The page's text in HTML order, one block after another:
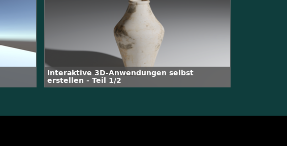
Interaktive 3D-Anwendungen selbst
erstellen - Teil 1/2